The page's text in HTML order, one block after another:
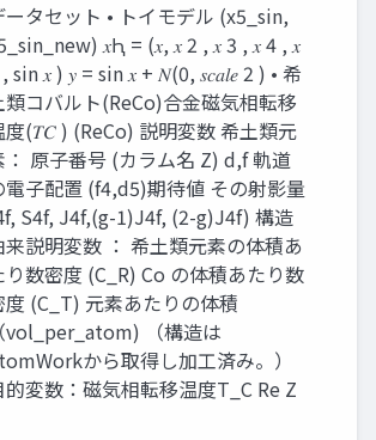
ータセット • トイモデル (x5_sin,
𝑥Ԧ = (𝑥, 𝑥 2 , 𝑥 3 , 𝑥 4 , 𝑥
sin 𝑥 ) 𝑦 = sin 𝑥 + 𝑁(0, 𝑠𝑐𝑎𝑙𝑒 2 ) • 希
類コバルト(ReCo)合金磁気相転移
度(𝑇𝐶 ) (ReCo) 説明変数 希土類元
： 原子番号 (カラム名 Z) d,f 軌道
電子配置 (f4,d5)期待値 その射影量
S4f, J4f,(g-1)J4f, (2-g)J4f) 構造
来説明変数 ： 希土類元素の体積あ
り数密度 (C_R) Co の体積あたり数
度 (C_T) 元素あたりの体積
（vol_per_atom) （構造は
から取得し加工済み。）
的変数：磁気相転移温度T_C Re Z